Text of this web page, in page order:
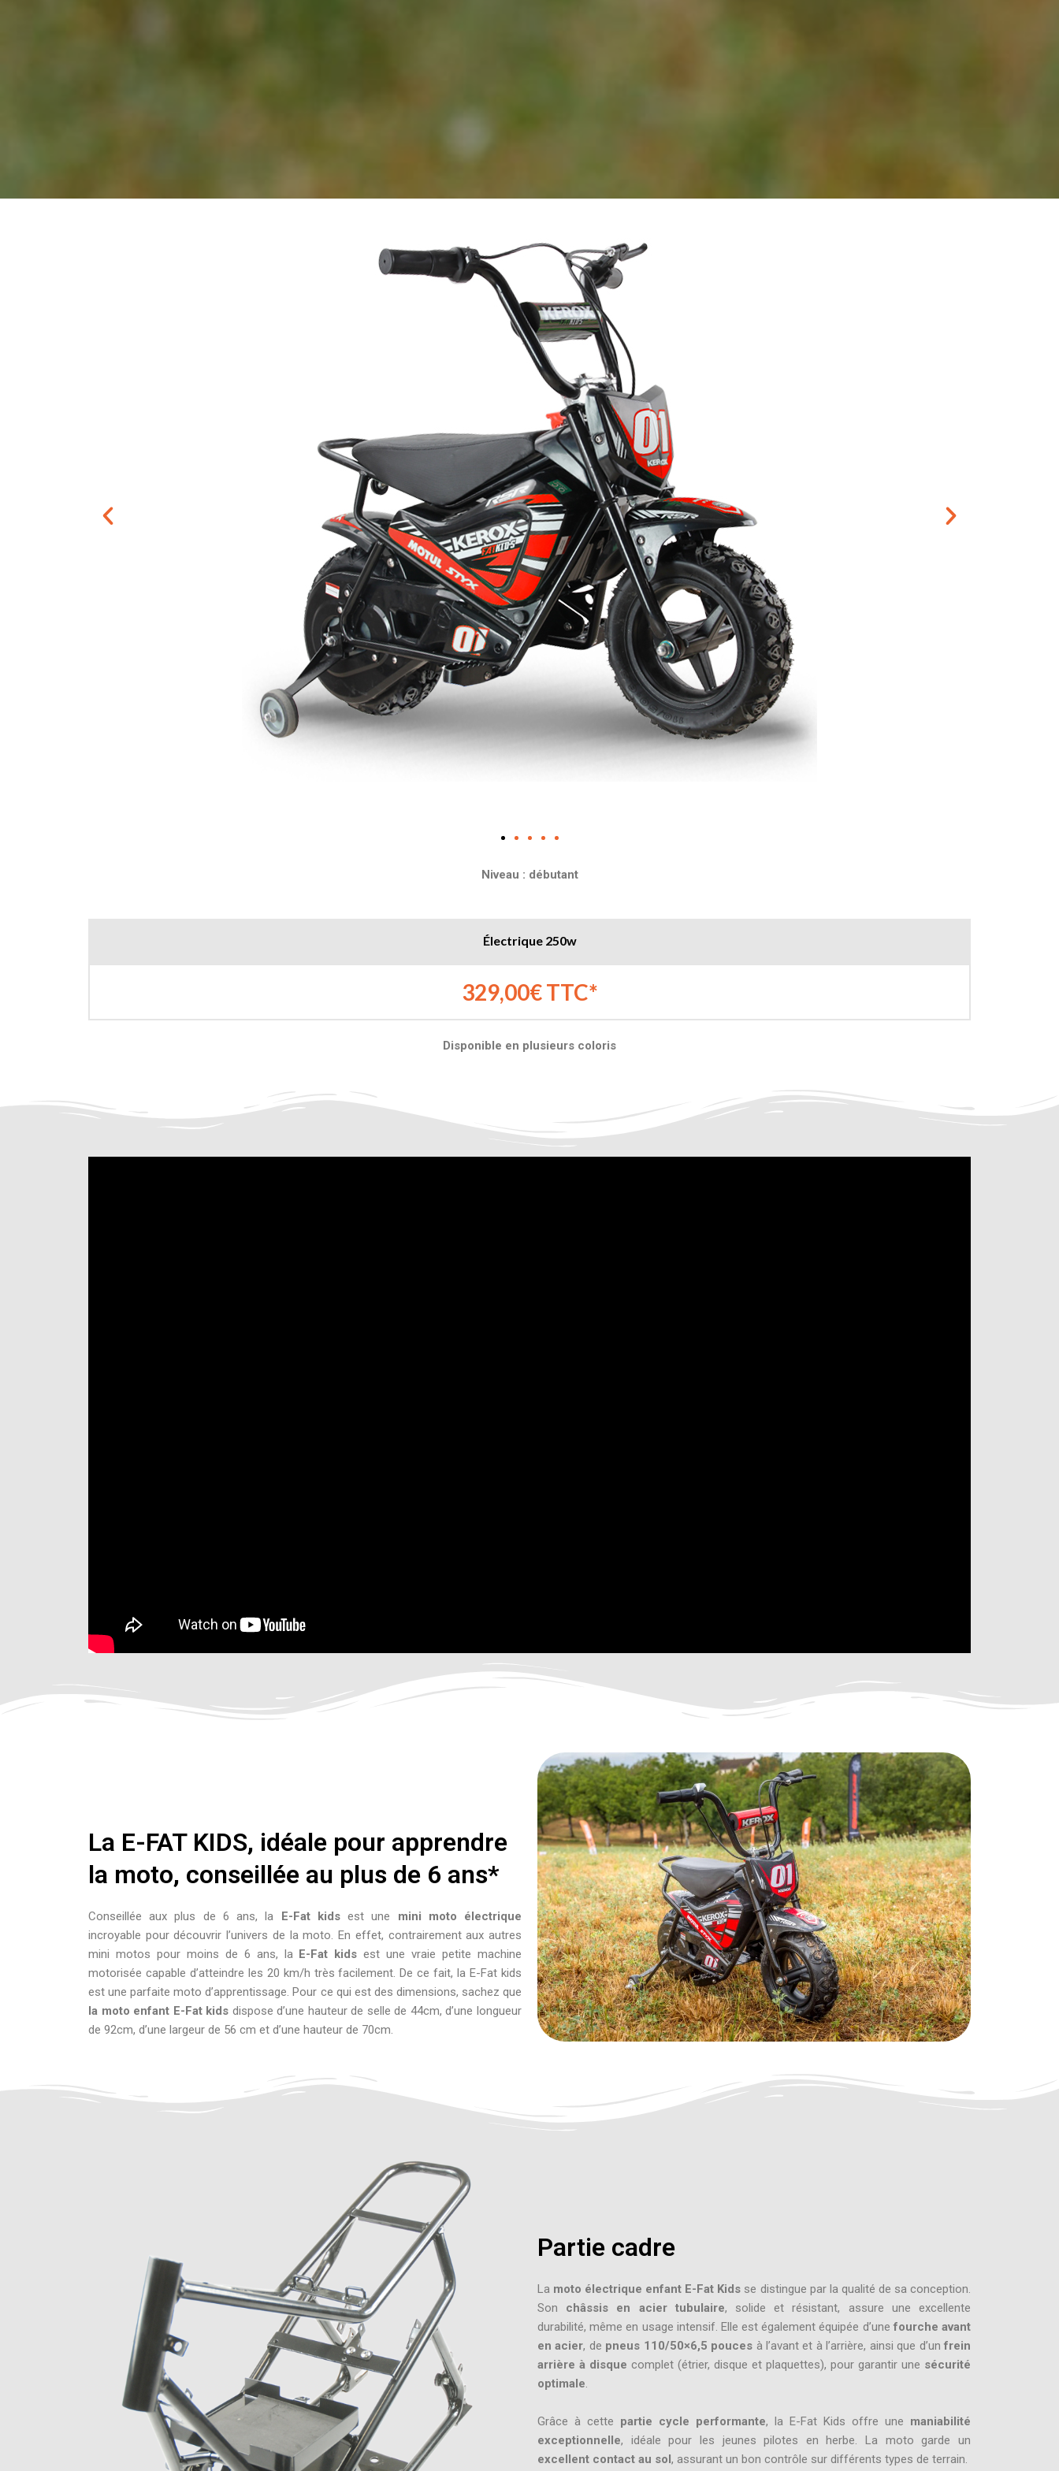
Niveau : débutant
Électrique 250w
329,00€ TTC*
Disponible en plusieurs coloris
La E-FAT KIDS, idéale pour apprendre
la moto, conseillée au plus de 6 ans*
Conseillée aux plus de 6 ans, la E-Fat kidsest une mini moto électrique
incroyable pour découvrir l’univers de la moto. En effet, contrairement aux autres
mini motos pour moins de 6 ans, la E-Fat kids est une vraie petite machine
motorisée capable d’atteindre les 20 km/h très facilement. De ce fait, la E-Fat kids
est une parfaite moto d’apprentissage. Pour ce qui est des dimensions, sachez que
la moto enfant E-Fat kids dispose d’une hauteur de selle de 44cm, d’une longueur
de 92cm, d’une largeur de 56 cm et d’une hauteur de 70cm.
Partie cadre
La moto électrique enfant E-Fat Kids se distingue par la qualité de sa conception.
Son châssis en acier tubulaire, solide et résistant, assure une excellente
durabilité, même en usage intensif. Elle est également équipée d’une fourche avant
en acier, de pneus 110/50×6,5 pouces à l’avant et à l’arrière, ainsi que d’unfrein
arrière à disque complet (étrier, disque et plaquettes), pour garantir une sécurité
optimale.
Grâce à cette partie cycle performante, la E-Fat Kids offre une maniabilité
exceptionnelle, idéale pour les jeunes pilotes en herbe. La moto garde un
excellent contact au sol, assurant un bon contrôle sur différents types de terrain.